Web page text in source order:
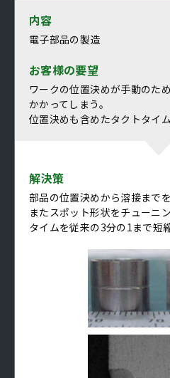
内容
電子部品の製造
お客様の要望
ワークの位置決めが手動のた
かかってしまう。
位置決めも含めたタクトタイ
解決策
部品の位置決めから溶接までを
またスポット形状をチューニ
タイムを従来の3分の1まで短